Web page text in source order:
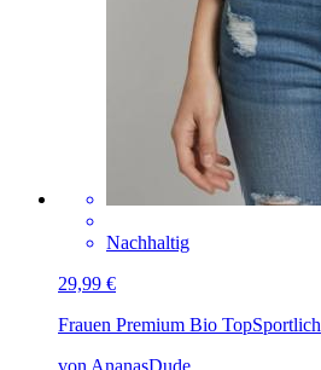
Nachhaltig
29,99 €
Frauen Premium Bio TopSportlich
von AnanasDude